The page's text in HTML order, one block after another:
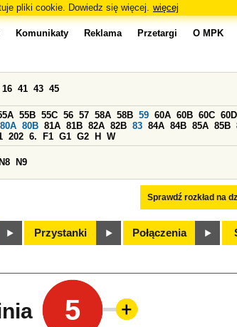
pliki cookie. Dowiedz się więcej. więcej
Komunikaty Reklama Przetargi O MPK
Sprawdź rozkład na
16 41 43 45
55B 55C 56 57 58A 58B 59 60A 60B 60C 60D
80A 80B 81A 81B 82A 82B 83 84A 84B 85A 85B
202 6. F1 G1 G2 H W
N8 N9
Przystanki Połączenia
5